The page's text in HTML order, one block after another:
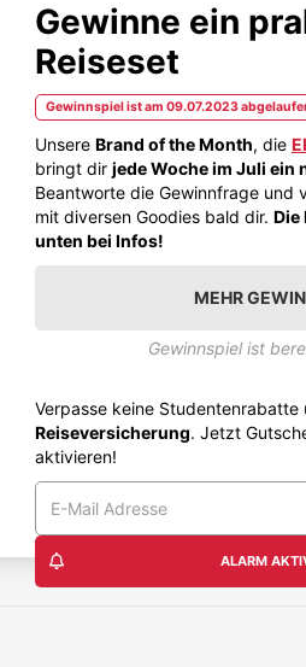
Gewinne ein
Reiseset
Gewinnspiel ist am 09.07.2023
Unsere Brand of the Month, die
bringt dir jede Woche im Juli ein
Beantworte die Gewinnfrage und
mit diversen Goodies bald dir. Die
unten bei Infos!
MEHR
Gewinnspiel ist
Verpasse keine Studentenrabatte
Reiseversicherung. Jetzt
aktivieren!
ALARM